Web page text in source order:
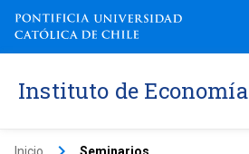
Instituto de Economía
Inicio Seminarios